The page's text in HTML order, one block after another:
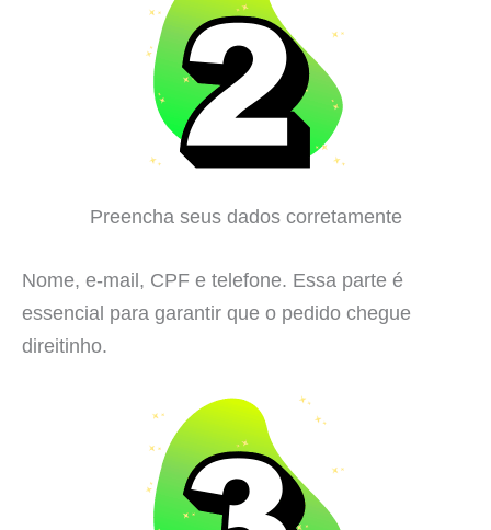
Preencha seus dados corretamente
Nome, e-mail, CPF e telefone. Essa parte é
essencial para garantir que o pedido chegue
direitinho.